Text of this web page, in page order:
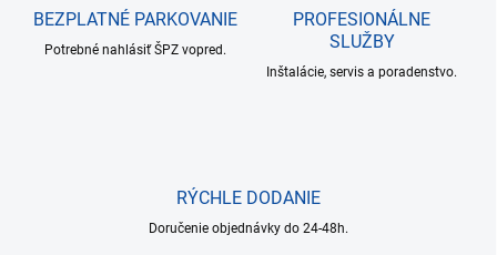
BEZPLATNÉ PARKOVANIE
Potrebné nahlásiť ŠPZ vopred.
PROFESIONÁLNE
SLUŽBY
Inštalácie, servis a poradenstvo.
RÝCHLE DODANIE
Doručenie objednávky do 24-48h.